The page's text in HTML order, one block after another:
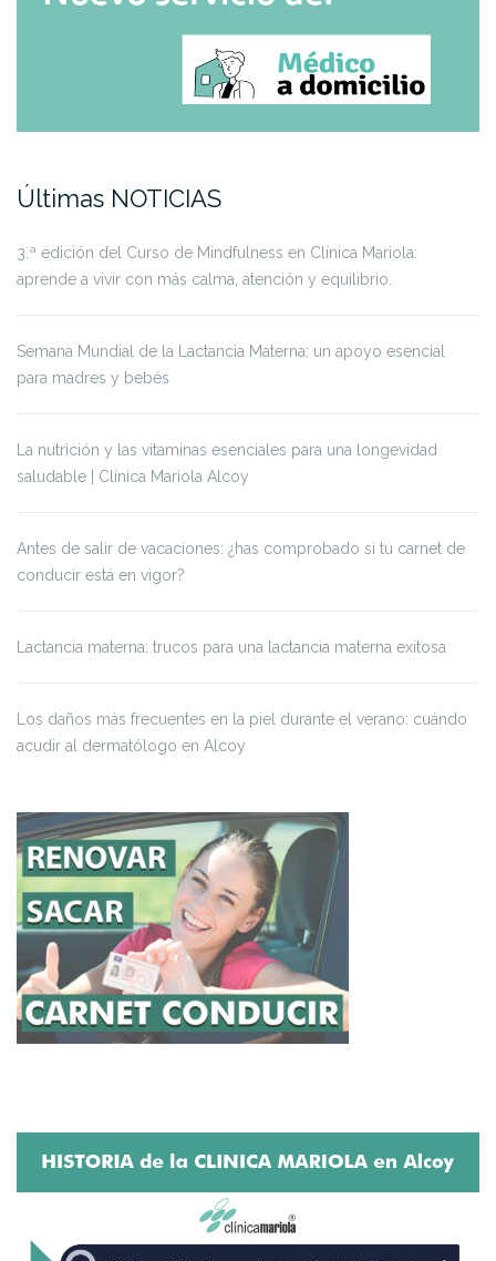
Últimas NOTICIAS
3.ª edición del Curso de Mindfulness en Clínica Mariola:
aprende a vivir con más calma, atención y equilibrio.
Semana Mundial de la Lactancia Materna: un apoyo esencial
para madres y bebés
La nutrición y las vitaminas esenciales para una longevidad
saludable | Clínica Mariola Alcoy
Antes de salir de vacaciones: ¿has comprobado si tu carnet de
conducir está en vigor?
Lactancia materna: trucos para una lactancia materna exitosa
Los daños más frecuentes en la piel durante el verano: cuándo
acudir al dermatólogo en Alcoy